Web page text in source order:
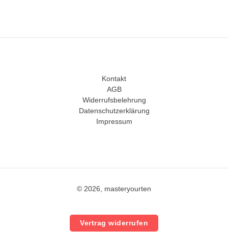
Kontakt
AGB
Widerrufsbelehrung
Datenschutzerklärung
Impressum
© 2026, masteryourten
Vertrag widerrufen